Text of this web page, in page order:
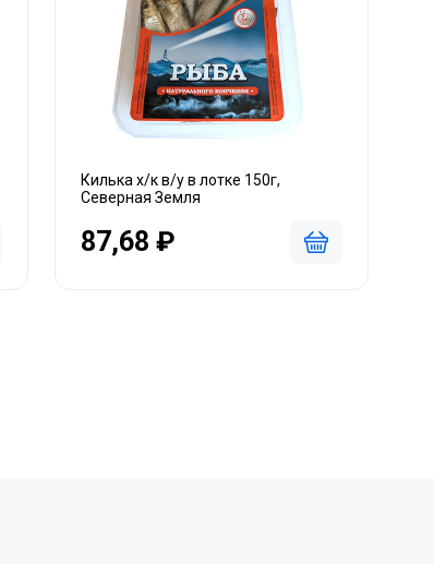
Килька х/к в/у в лотке 150г,
Северная Земля
87,68 ₽